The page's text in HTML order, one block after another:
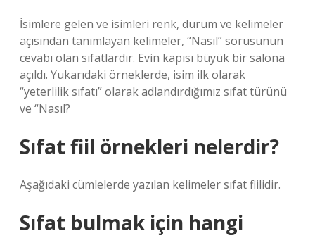
İsimlere gelen ve isimleri renk, durum ve kelimeler
açısından tanımlayan kelimeler, “Nasıl” sorusunun
cevabı olan sıfatlardır. Evin kapısı büyük bir salona
açıldı. Yukarıdaki örneklerde, isim ilk olarak
“yeterlilik sıfatı” olarak adlandırdığımız sıfat türünü
ve “Nasıl?
Sıfat fiil örnekleri nelerdir?
Aşağıdaki cümlelerde yazılan kelimeler sıfat fiilidir.
Sıfat bulmak için hangi